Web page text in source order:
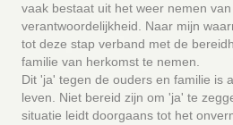
vaak bestaat uit het weer nemen
verantwoordelijkheid. Naar mijn
tot deze stap verband met de
familie van herkomst te nemen.
Dit 'ja' tegen de ouders en familie is
leven. Niet bereid zijn om 'ja' te
situatie leidt doorgaans tot het